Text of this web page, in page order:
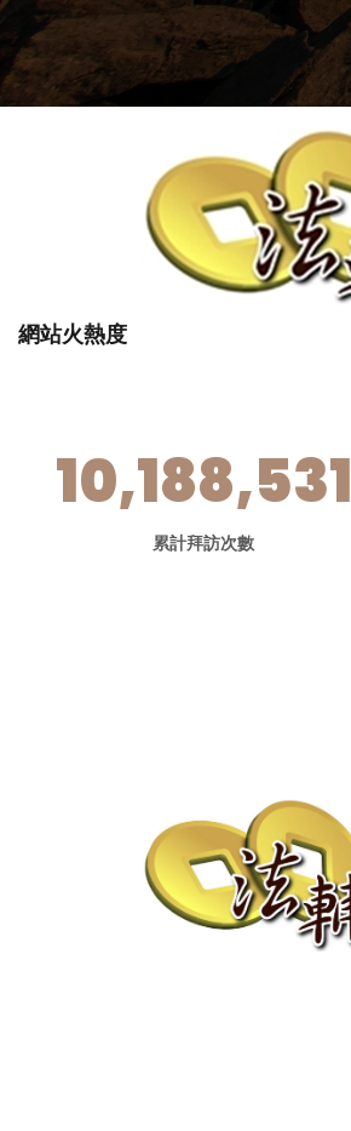
網站火熱度
10,188,531
累計拜訪次數